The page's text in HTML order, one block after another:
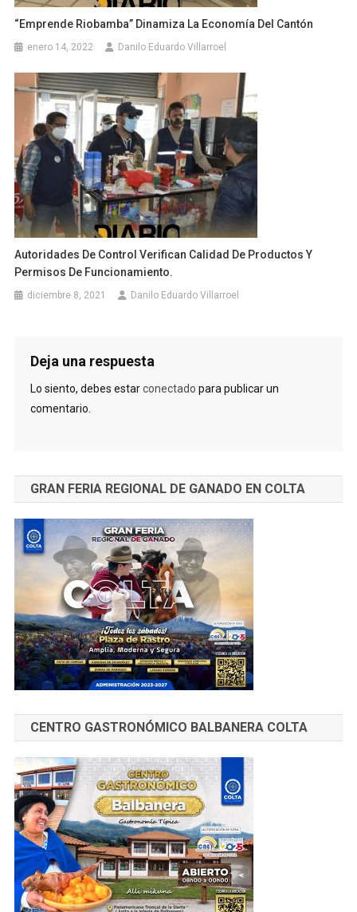
“Emprende Riobamba” Dinamiza La Economía Del Cantón
enero 14, 2022 Danilo Eduardo Villarroel
Autoridades De Control Verifican Calidad De Productos Y
Permisos De Funcionamiento.
diciembre 8, 2021 Danilo Eduardo Villarroel
Deja una respuesta
Lo siento, debes estarconectado para publicar un
comentario.
GRAN FERIA REGIONAL DE GANADO EN COLTA
CENTRO GASTRONÓMICO BALBANERA COLTA